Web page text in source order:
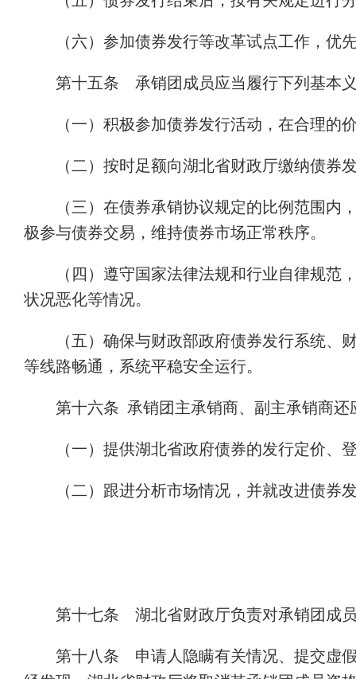
（六）参加债券发行等改革试点工作，
第十五条 承销团成员应当履行下列基本
（一）积极参加债券发行活动，在合理的
（二）按时足额向湖北省财政厅缴纳债券
（三）在债券承销协议规定的比例范围
极参与债券交易，维持债券市场正常秩序。
（四）遵守国家法律法规和行业自律规
状况恶化等情况。
（五）确保与财政部政府债券发行系统
等线路畅通，系统平稳安全运行。
第十六条 承销团主承销商、副主承销商还
（一）提供湖北省政府债券的发行定价
（二）跟进分析市场情况，并就改进债券
第十七条 湖北省财政厅负责对承销团成
第十八条 申请人隐瞒有关情况、提交虚